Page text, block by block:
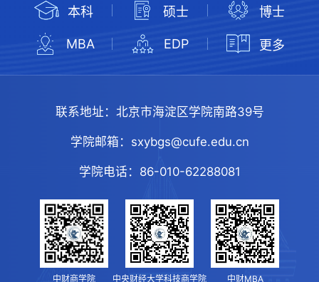
本科 硕士 博士
MBA EDP 更多
联系地址： 北京市海淀区学院南路39号
学院邮箱： sxybgs@cufe.edu.cn
学院电话： 86-010-62288081
中财商学院 中央财经大学科技商学院 中财MBA